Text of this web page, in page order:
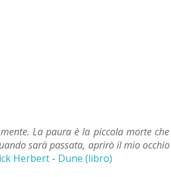
La paura è la piccola morte
sarà passata, aprirò il mio
Herbert - Dune (libro)